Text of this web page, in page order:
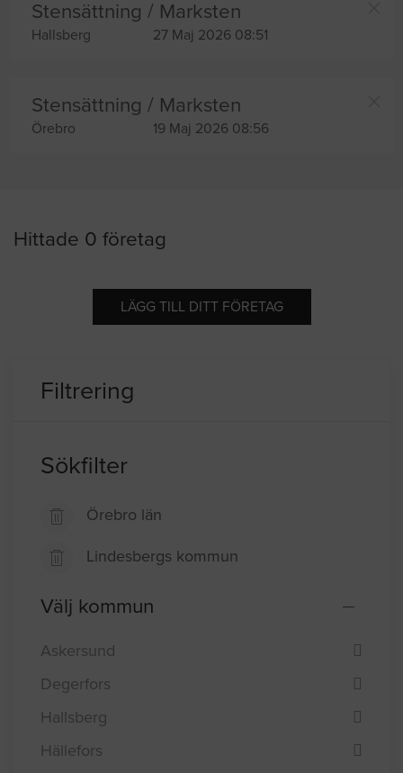
Stensättning / Marksten
Hallsberg 27 Maj 2026 08:51
Stensättning / Marksten
Örebro 19 Maj 2026 08:56
Hittade 0 företag
LÄGG TILL DITT FÖRETAG
Filtrering
Sökfilter
Örebro län
Lindesbergs kommun
Välj kommun
Askersund
Degerfors
Hallsberg
Hällefors